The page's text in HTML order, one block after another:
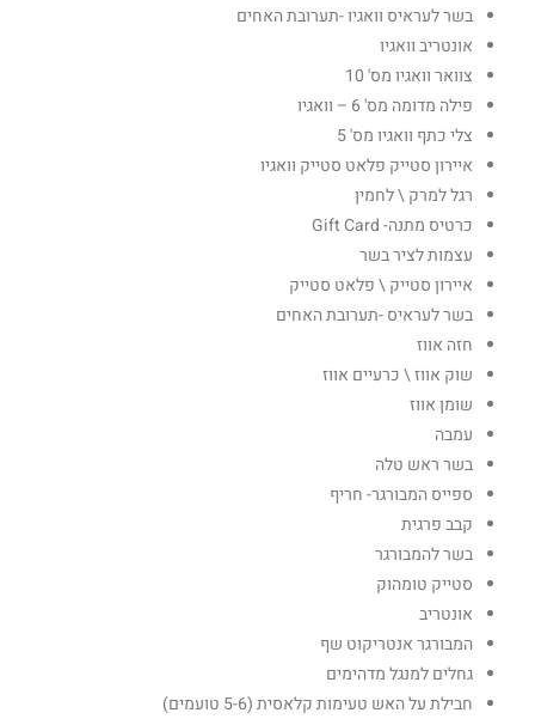
בשר לעראיס וואגיו -תערובת האחים
אונטריב וואגיו
צוואר וואגיו מס' 10
פילה מדומה מס' 6 – וואגיו
צלי כתף וואגיו מס' 5
איירון סטייק פלאט סטייק וואגיו
רגל למרק \ לחמין
כרטיס מתנה- Gift Card
עצמות לציר בשר
איירון סטייק \ פלאט סטייק
בשר לעראיס -תערובת האחים
חזה אווז
שוק אווז \ כרעיים אווז
שומן אווז
עמבה
בשר ראש טלה
ספייס המבורגר- חריף
קבב פרגית
בשר להמבורגר
סטייק טומהוק
אונטריב
המבורגר אנטריקוט שף
גחלים למנגל מדהימים
חבילת על האש טעימות קלאסית (5-6 טועמים)